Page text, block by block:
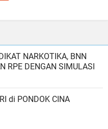
NARKOTIKA, BNN
RPE DENGAN SIMULASI
di PONDOK CINA